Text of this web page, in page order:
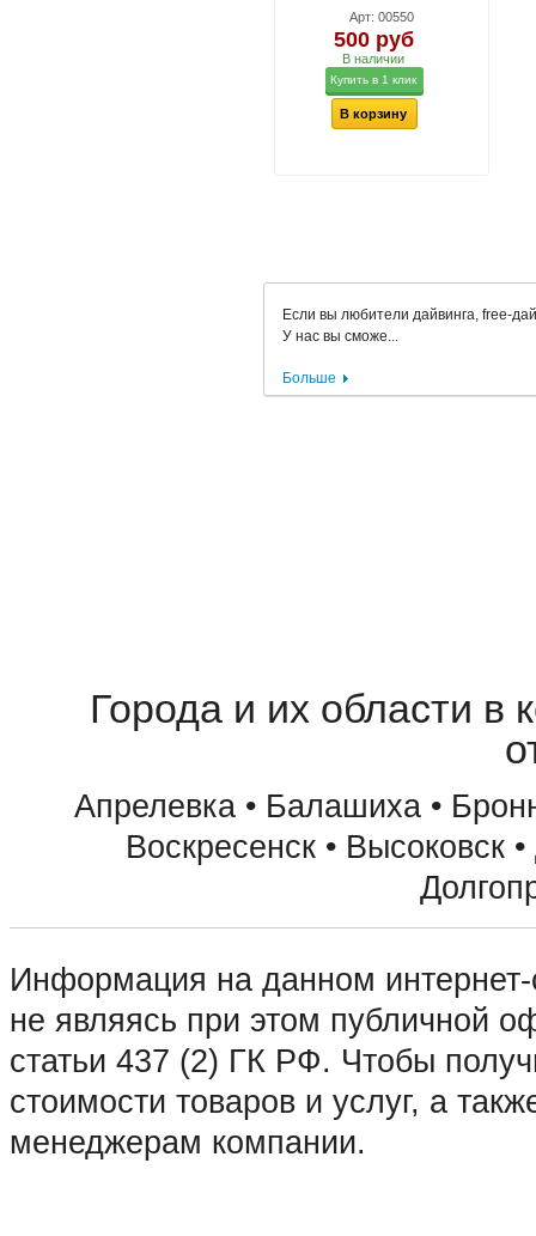
Арт: 00550
500 руб
В наличии
Купить в 1 клик
В корзину
Если вы любители дайвинга, free-
У нас вы сможе...
Больше
Города и их области в
Апрелевка • Балашиха •
Воскресенск • Высоковск
• Домодедово • Дубна •
Зарайск • Зеленоград •
Коломна • Королев • Котельники
Краснозаводск •
Лосино-Петровский • Луховицы
Информация на данном
не являясь при этом публичной
статьи 437 (2) ГК РФ. Чтобы
стоимости товаров и услуг, а
менеджерам компании.